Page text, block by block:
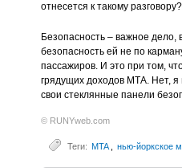
отнесется к такому
Безопасность – важное дело,
безопасность ей не по
пассажиров. И это при том,
грядущих доходов МТА. Нет, я
свои стеклянные панели
© RUNYweb.com
Теги: MTA нью-йоркское